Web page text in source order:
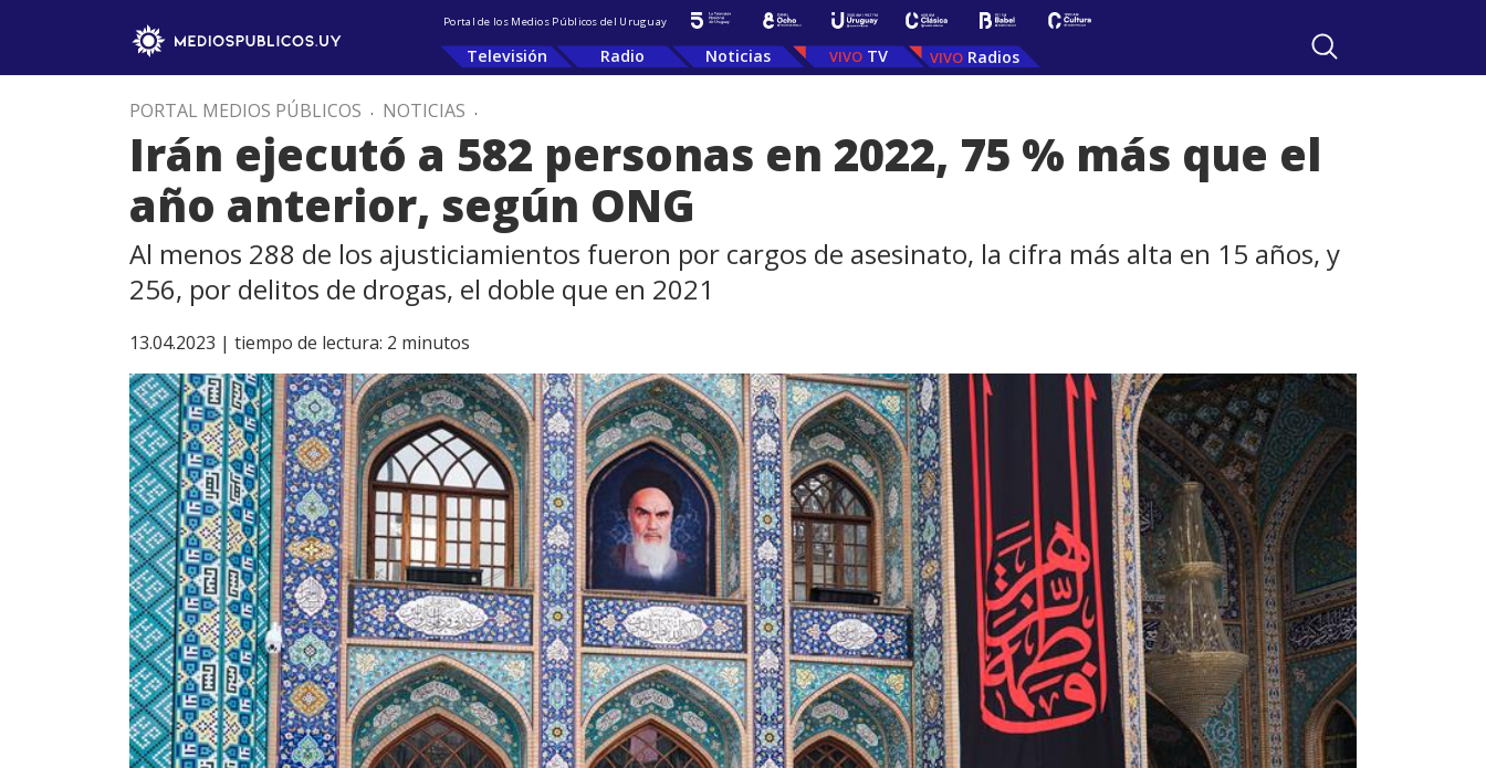
Portal de los Medios Públicos del Uruguay
Televisión Radio Noticias TV Radios
PORTAL MEDIOS PÚBLICOS . NOTICIAS .
Irán ejecutó a 582 personas en 2022, 75 % más que el
año anterior, según ONG
Al menos 288 de los ajusticiamientos fueron por cargos de asesinato, la cifra más alta en 15 años, y
256, por delitos de drogas, el doble que en 2021
13.04.2023 | tiempo de lectura: 2 minutos